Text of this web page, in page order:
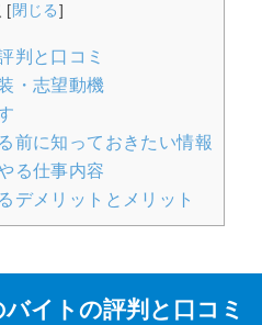
[閉じる]
判と口コミ
・志望動機
前に知っておきたい情報
る仕事内容
デメリットとメリット
イトの評判と口コミ